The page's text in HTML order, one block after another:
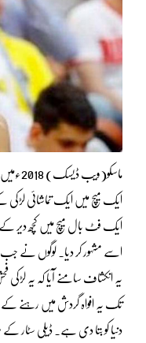
ایک میچ میں ایک تماشائی
ایک فٹ بال میچ میں کچھ دیر
اسے مشہور کر دیا۔ لوگوں نے
یہ انکشاف سامنے آیا کہ یہ
تک یہ افواہ گردش میں رہنے کے
دنیا کو بتا دی ہے۔ ڈیلی سٹار کے